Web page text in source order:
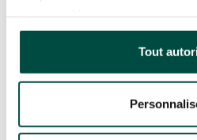
continuez à utiliser notre site
Tout
numérique
Je pense que la crise
numérique dans les
d’équipements, mais ça